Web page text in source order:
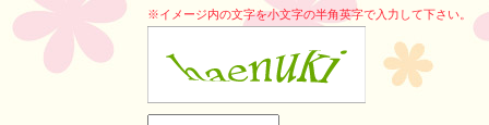
※イメージ内の文字を小文字の半角英字で入力して下さい。